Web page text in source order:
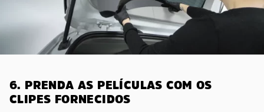
6. PRENDA AS PELÍCULAS COM OS
CLIPES FORNECIDOS